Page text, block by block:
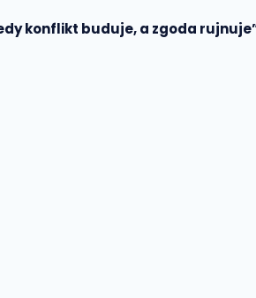
konflikt buduje, a zgoda